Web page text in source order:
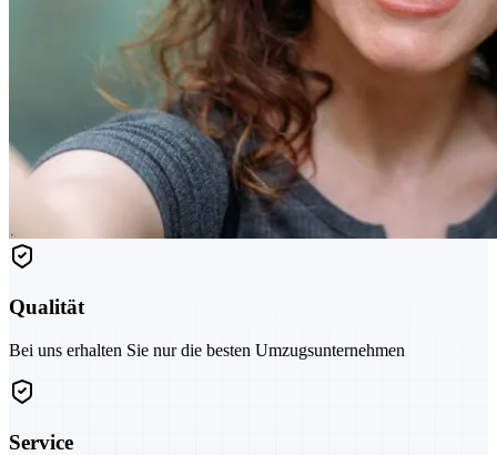
Qualität
Bei uns erhalten Sie nur die besten Umzugsunternehmen
Service